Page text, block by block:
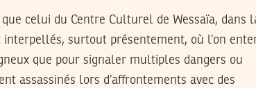
celui du Centre Culturel de Wessaïa, dans
surtout présentement, où l’on
que pour signaler multiples dangers ou
assassinés lors d’affrontements avec des